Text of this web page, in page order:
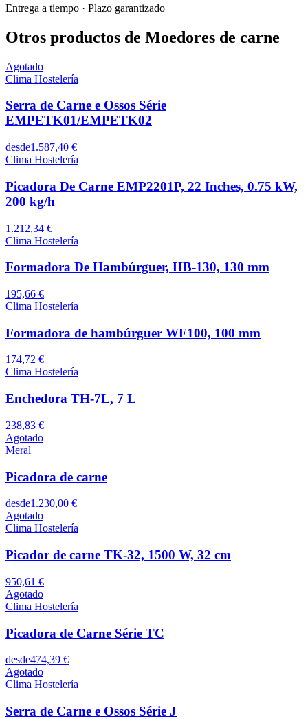
Entrega a tiempo · Plazo garantizado
Otros productos de Moedores de carne
Agotado
Clima Hostelería
Serra de Carne e Ossos Série
EMPETK01/EMPETK02
desde1.587,40 €
Clima Hostelería
Picadora De Carne EMP2201P, 22 Inches, 0.75 kW,
200 kg/h
1.212,34 €
Clima Hostelería
Formadora De Hambúrguer, HB-130, 130 mm
195,66 €
Clima Hostelería
Formadora de hambúrguer WF100, 100 mm
174,72 €
Clima Hostelería
Enchedora TH-7L, 7 L
238,83 €
Agotado
Meral
Picadora de carne
desde1.230,00 €
Agotado
Clima Hostelería
Picador de carne TK-32, 1500 W, 32 cm
950,61 €
Agotado
Clima Hostelería
Picadora de Carne Série TC
desde474,39 €
Agotado
Clima Hostelería
Serra de Carne e Ossos Série J